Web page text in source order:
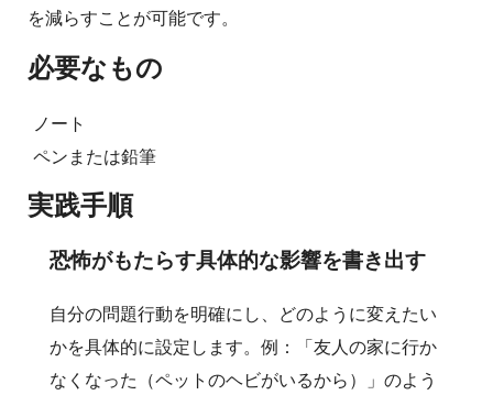
を減らすことが可能です。
必要なもの
ノート
ペンまたは鉛筆
実践手順
恐怖がもたらす具体的な影響を書き出す
自分の問題行動を明確にし、どのように変えたい
かを具体的に設定します。例：「友人の家に行か
なくなった（ペットのヘビがいるから）」のよう